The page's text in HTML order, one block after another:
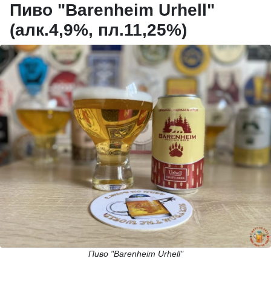
Пиво "Barenheim Urhell"
(алк.4,9%, пл.11,25%)
Пиво "Barenheim Urhell"